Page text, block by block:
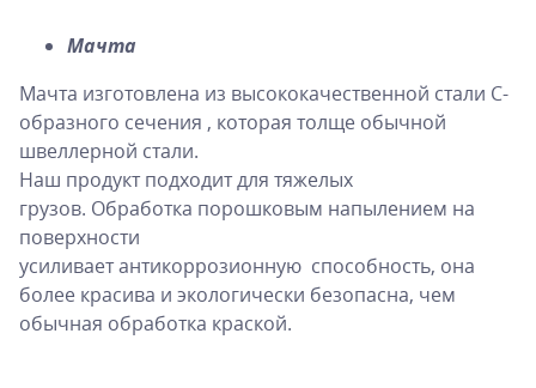
Мачта
Мачта изготовлена из высококачественной стали C-
образного сечения , которая толще обычной
швеллерной стали.
Наш продукт подходит для тяжелых
грузов. Обработка порошковым напылением на
поверхности
усиливает антикоррозионную способность, она
более красива и экологически безопасна, чем
обычная обработка краской.